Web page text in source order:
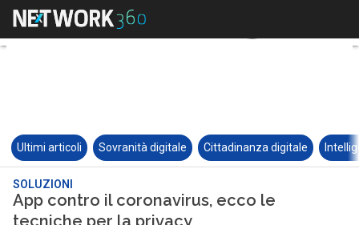
Ultimi articoli Sovranità digitale Cittadinanza digitale
SOLUZIONI
App contro il coronavirus, ecco le
tecniche per la privacy